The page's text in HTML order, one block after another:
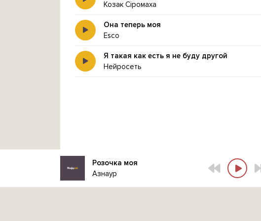
Козак Сіромаха
Она теперь моя
Esco
Я такая как есть я не буду другой
Нейросеть
Розочка моя
Азнаур